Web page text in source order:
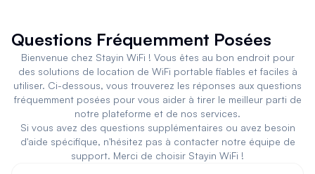
Questions Fréquemment Posées
Bienvenue chez Stayin WiFi ! Vous êtes au bon endroit pour
des solutions de location de WiFi portable fiables et faciles à
utiliser. Ci-dessous, vous trouverez les réponses aux questions
fréquemment posées pour vous aider à tirer le meilleur parti de
notre plateforme et de nos services.
Si vous avez des questions supplémentaires ou avez besoin
d'aide spécifique, n'hésitez pas à contacter notre équipe de
support. Merci de choisir Stayin WiFi !